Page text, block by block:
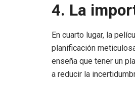
4. La
En cuarto lugar, la
planificación
enseña que tener un
a reducir la